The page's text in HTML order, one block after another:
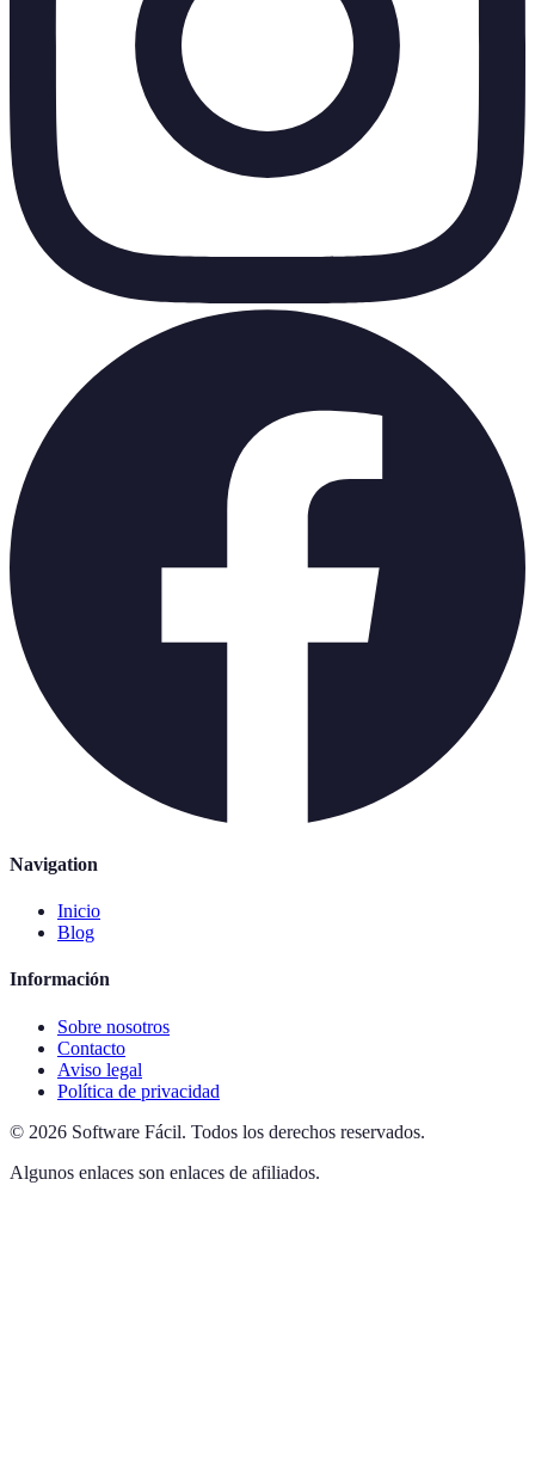
Navigation
Inicio
Blog
Información
Sobre nosotros
Contacto
Aviso legal
Política de privacidad
© 2026 Software Fácil. Todos los derechos reservados.
Algunos enlaces son enlaces de afiliados.